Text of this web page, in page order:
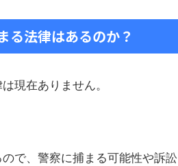
る法律はあるのか？
現在ありません。
で、警察に捕まる可能性や訴訟